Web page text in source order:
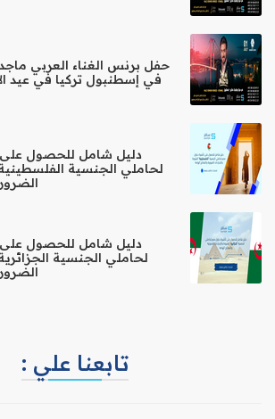
حفل برنس الغناء العربي
في إسطنبول تركيا في عيد الأضحى
دليل شامل للحصول
لحاملي الجنسية
دليل شامل للحصول
لحاملي الجنسية
تابعنا علي :